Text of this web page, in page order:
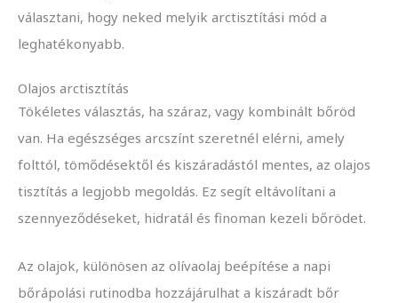
választani, hogy neked melyik arctisztítási mód a
leghatékonyabb.
Olajos arctisztítás
Tökéletes választás, ha száraz, vagy kombinált bőröd
van. Ha egészséges arcszínt szeretnél elérni, amely
folttól, tömődésektől és kiszáradástól mentes, az olajos
tisztítás a legjobb megoldás. Ez segít eltávolítani a
szennyeződéseket, hidratál és finoman kezeli bőrödet.
Az olajok, különösen az olívaolaj beépítése a napi
bőrápolási rutinodba hozzájárulhat a kiszáradt bőr